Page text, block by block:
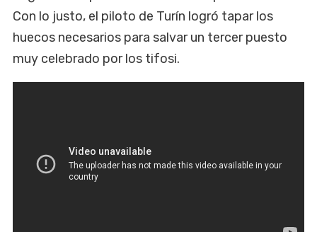
Con lo justo, el piloto de Turín logró tapar los
huecos necesarios para salvar un tercer puesto
muy celebrado por los tifosi.